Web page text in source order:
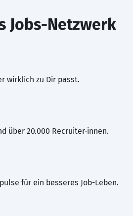
Jobs-Netzwerk
wirklich zu Dir passt.
über 20.000 Recruiter·innen.
für ein besseres Job-Leben.